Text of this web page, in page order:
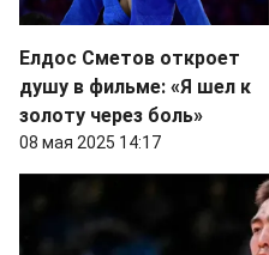
Елдос Сметов откроет
душу в фильме: «Я шел к
золоту через боль»
08 мая 2025 14:17